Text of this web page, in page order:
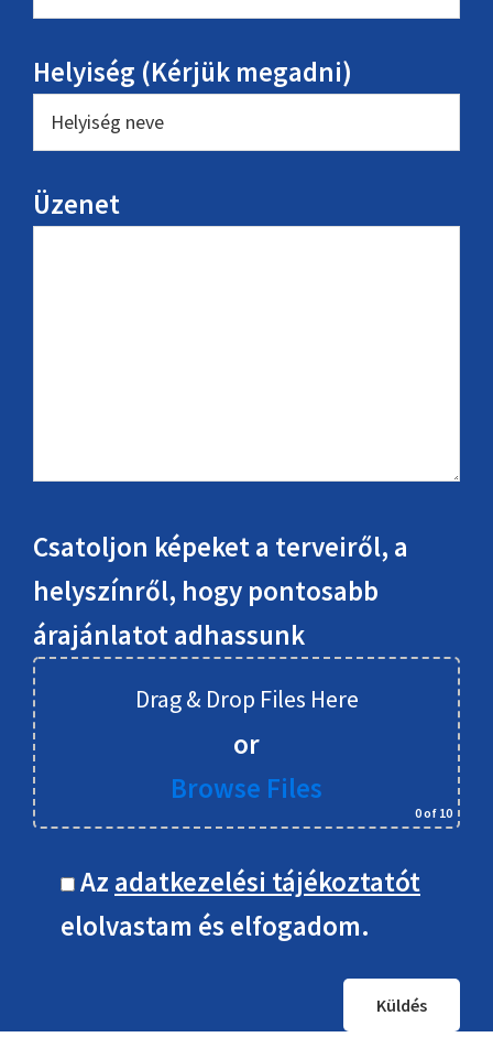
Helyiség (Kérjük megadni)
Üzenet
Csatoljon képeket a terveiről, a
helyszínről, hogy pontosabb
árajánlatot adhassunk
Drag & Drop Files Here
or
Browse Files
0of 10
Az adatkezelési tájékoztatót
elolvastam és elfogadom.